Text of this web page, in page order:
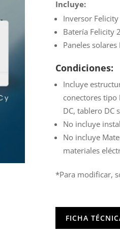
Incluye:
Inversor Felicity
Batería Felicity
Paneles
Condiciones:
Incluye
conectores tipo
DC, tablero DC
No incluye
No incluye
materiales
*Para modificar,
FICHA